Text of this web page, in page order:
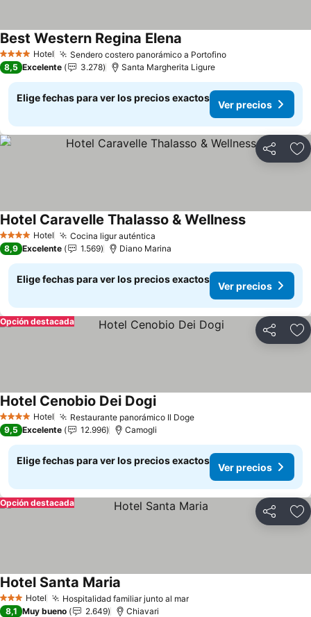
4 EstrellasHotel Sendero costero panorámico a Portofino
Best Western Regina Elena
8,5 Excelente 3.278 Santa Margherita Ligure
Elige fechas para ver los precios exactos
Ver precios
Compartir
4 EstrellasHotel Cocina ligur auténtica
Hotel Caravelle Thalasso & Wellness
8,9 Excelente 1.569 Diano Marina
Elige fechas para ver los precios exactos
Ver precios
Compartir
Opción destacada
4 EstrellasHotel Restaurante panorámico Il Doge
Hotel Cenobio Dei Dogi
9,5 Excelente 12.996 Camogli
Elige fechas para ver los precios exactos
Ver precios
Compartir
Opción destacada
3 Estrellas
Hotel Hospitalidad familiar junto al mar
Hotel Santa Maria
8,1 Muy bueno 2.649 Chiavari